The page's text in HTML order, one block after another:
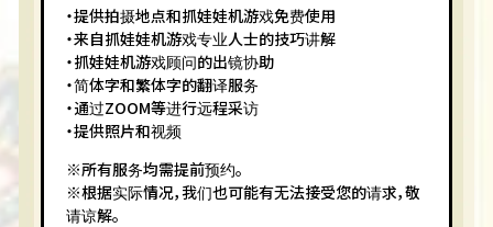
・提供拍摄地点和抓娃娃机游戏免费使用
・来自抓娃娃机游戏专业人士的技巧讲解
・抓娃娃机游戏顾问的出镜协助
・简体字和繁体字的翻译服务
・通过ZOOM等进行远程采访
・提供照片和视频
※所有服务均需提前预约。
※根据实际情况，我们也可能有无法接受您的请求，敬
请谅解。